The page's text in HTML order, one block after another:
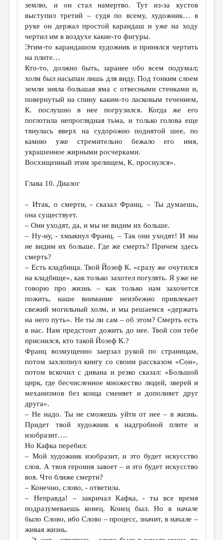
землю, и он стал намертво. Тут из-за кустов
выступил третий – судя по всему, художник… в
руке он держал простой карандаш и уже на ходу
чертил им в воздухе какие-то фигуры.
Этим-то карандашом художник и принялся чертить
на плите…
Кто-то, должно быть, заранее обо всем подумал;
холм был насыпан лишь для виду. Под тонким слоем
земли зияла большая яма с отвесными стенками и,
повернутый на спину каким-то ласковым течением,
К. послушно в нее погрузился. Когда же его
поглотила непроглядная тьма, и только голова еще
тянулась вверх на судорожно поднятой шее, по
камню уже стремительно бежало его имя,
украшенное жирными росчерками.
Восхищенный этим зрелищем, К. проснулся».
Глава 10. Диалог
– Итак, о смерти, - сказал Франц. – Ты думаешь,
она существует.
– Они уходят, да, и мы не видим их больше.
– Ну-ну, - хмыкнул Франц. – Так они уходят! И мы
не видим их больше. Где же смерть? Причем здесь
смерть?
– Есть кладбища. Твой Йозеф К. «сразу же очутился
на кладбище», как только захотел погулять. Я уже не
говорю про жизнь – как только нам захочется
пожить, наше внимание неизбежно привлекает
свежий могильный холм, и мы решаемся «держать
на него путь». Не ты ли сам – об этом? Смерть есть
в нас. Нам предстоит дожить до нее. Твой сон тебе
приснился, кто такой Йозеф К.?
Франц возмущенно заерзал рукой по страницам,
потом захлопнул книгу со своим рассказом «Сон»,
потом вскочил с дивана и резко сказал: «Большой
цирк, где бесчисленное множество людей, зверей и
механизмов без конца сменяет и дополняет друг
друга».
– Не надо. Ты не сможешь уйти от нее – в жизнь.
Придет твой художник к надгробной плите и
изобразит….
Но Кафка перебил:
– Мой художник изобразит, и это будет искусство
слов. А твоя героиня завоет – и это будет искусство
воя. Что ближе смерти?
– Конечно, слово, - ответила.
– Неправда! – закричал Кафка, - ты все время
подразумеваешь конец. Конец был. Но в начале
было Слово, ибо Слово – процесс, значит, в начале –
живая жизнь.